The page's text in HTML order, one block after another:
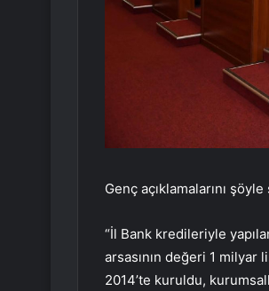
Genç açıklamalarını
“İl Bank kredileriyle
arsasının değeri 1 milyar
2014’te kuruldu,